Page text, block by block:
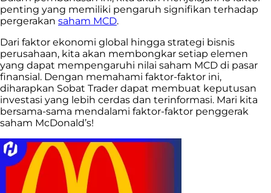
penting yang memiliki pengaruh signifikan terhadap
pergerakan saham MCD.
Dari faktor ekonomi global hingga strategi bisnis
perusahaan, kita akan membongkar setiap elemen
yang dapat mempengaruhi nilai saham MCD di pasar
finansial. Dengan memahami faktor-faktor ini,
diharapkan Sobat Trader dapat membuat keputusan
investasi yang lebih cerdas dan terinformasi. Mari kita
bersama-sama mendalami faktor-faktor penggerak
saham McDonald’s!